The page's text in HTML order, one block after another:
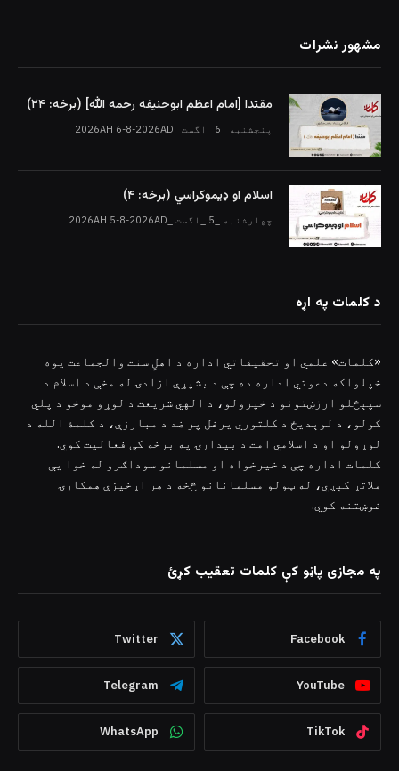
مشهور نشرات
مقتدا [امام اعظم ابوحنیفه رحمه الله‎] (برخه: ۲۴)
پنجشنبه _6 _اگست _2026AH 6-8-2026AD
اسلام او ډیموکراسي (برخه: ۴)
چهارشنبه _5 _اگست _2026AH 5-8-2026AD
د کلمات په اړه
«کلمات» علمي او تحقیقاتي اداره د اهلِ سنت والجماعت یوه
خپلواکه دعوتي اداره ده چې د بشپړې ازادۍ له مخې د اسلام د
سپېڅلو ارزښتونو د خپرولو، د الهي شریعت د لوړو موخو د پلي
کولو، د لوېدیځ د کلتوري یرغل پر ضد د مبارزې، د کلمۀ الله د
لوړولو او د اسلامي امت د بیدارۍ په برخه کې فعالیت کوي.
کلمات اداره چې د خیرخواه او مسلمانو سوداګرو له خوا یې
ملاتړ کېږي، له ټولو مسلمانانو څخه د هر اړخیزې همکارۍ
غوښتنه کوي.
په مجازی پاڼو کې کلمات تعقیب کړئ
Facebook
Twitter
YouTube
Telegram
TikTok
WhatsApp